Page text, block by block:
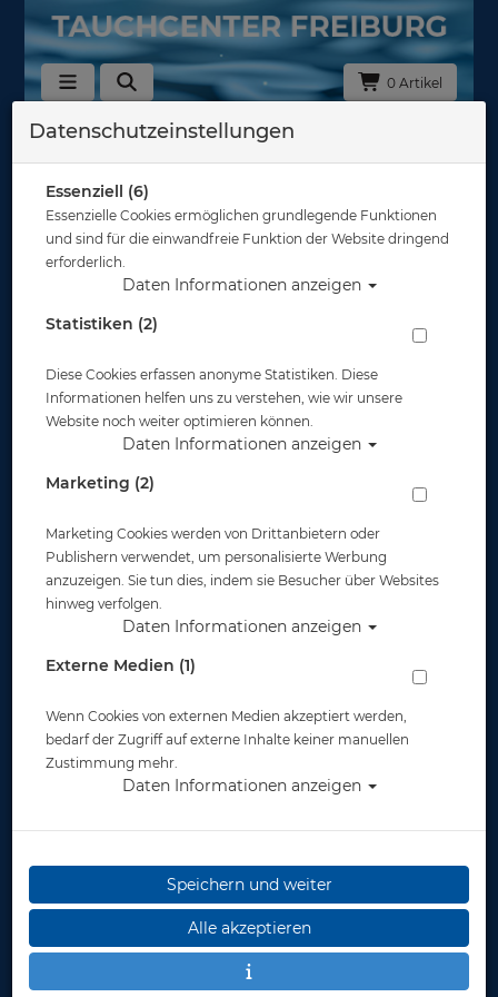
0 Artikel
Masken Junior
In dieser Ansicht sind keine Produkte verfügbar
Gut abgesichert?
Informationen
Zahlungsmöglichkeiten
Widerruf
* inkl. MwSt.zzgl. Versandkosten
Datenschutzeinstellungen
Essenziell (6)
Essenzielle Cookies ermöglichen grundlegende Funktionen
und sind für die einwandfreie Funktion der Website dringend
erforderlich.
Daten Informationen anzeigen
Statistiken (2)
Diese Cookies erfassen anonyme Statistiken. Diese
Informationen helfen uns zu verstehen, wie wir unsere
Website noch weiter optimieren können.
Daten Informationen anzeigen
Marketing (2)
Marketing Cookies werden von Drittanbietern oder
Publishern verwendet, um personalisierte Werbung
anzuzeigen. Sie tun dies, indem sie Besucher über Websites
hinweg verfolgen.
Daten Informationen anzeigen
Externe Medien (1)
Wenn Cookies von externen Medien akzeptiert werden,
bedarf der Zugriff auf externe Inhalte keiner manuellen
Zustimmung mehr.
Daten Informationen anzeigen
Speichern und weiter
Alle akzeptieren